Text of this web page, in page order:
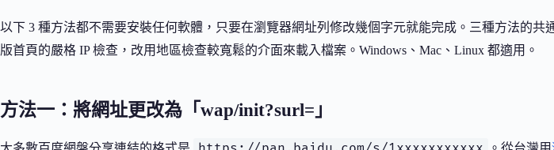
以下 3 種方法都不需要安裝任何軟體，只要在瀏覽器網址列修改幾個字元就能完成。三種方法的共
版首頁的嚴格 IP 檢查，改用地區檢查較寬鬆的介面來載入檔案。Windows、Mac、Linux 都適用。
方法一：將網址更改為「wap/init?surl=」